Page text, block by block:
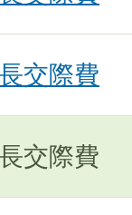
交際費
交際費